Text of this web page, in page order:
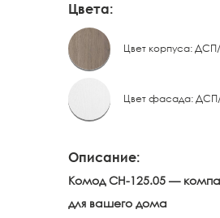
Цвета:
Цвет корпуса:
Цвет фасада: ДСП/
Описание:
Комод СН-125.05 —
для вашего дома